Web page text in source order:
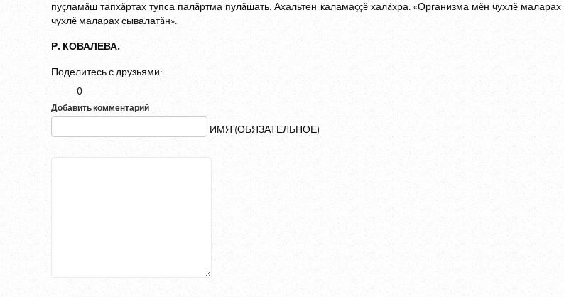
пуçламăш тапхăртах тупса палăртма пулăшать. Ахальтен каламаççĕ халăхра: «Организма мĕн чухлĕ
чухлĕ маларах сывалатăн».
Р. КОВАЛЕВА.
Поделитесь с друзьями:
0
Добавить комментарий
ИМЯ (ОБЯЗАТЕЛЬНОЕ)